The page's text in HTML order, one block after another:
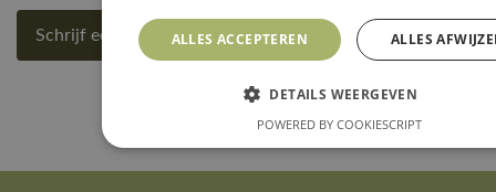
Schrijf een reviewALLES ACCEPTEREN ALLES
DETAILS WEERGEVEN
POWERED BY COOKIESCRIPT